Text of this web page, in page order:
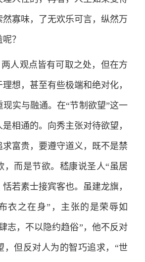
寡味，了无欢乐可言，纵然万
？
人观点皆有可取之处，但在方
想，甚至有些极端和绝对化，
实与融通。在“节制欲望”这一
相通的。向秀主张对待欲望，
求富贵，要遵守道义，既不是禁
，而是节欲。嵇康说圣人“虽居
若素士接宾客也。虽建龙旗，
衣之在身”，主张的是荣辱如
志，不以隐约趋俗”，他不反对
，但反对人为的智巧追求，“世